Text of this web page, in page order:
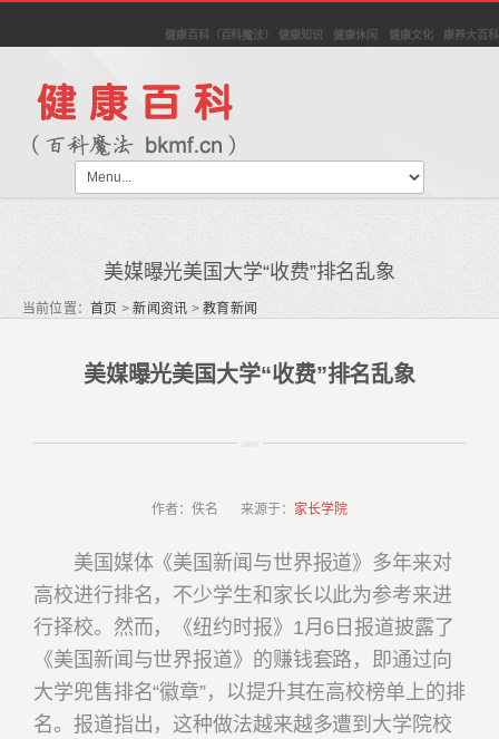
健康百科（百科魔法） 健康知识 健康休闲 健康文化 康养大百科
美媒曝光美国大学“收费”排名乱象
当前位置：首页 >新闻资讯 >教育新闻
美媒曝光美国大学“收费”排名乱象
作者：佚名 来源于： 家长学院
美国媒体《美国新闻与世界报道》多年来对
高校进行排名，不少学生和家长以此为参考来进
行择校。然而，《纽约时报》1月6日报道披露了
《美国新闻与世界报道》的赚钱套路，即通过向
大学兜售排名“徽章”，以提升其在高校榜单上的排
名。报道指出，这种做法越来越多遭到大学院校